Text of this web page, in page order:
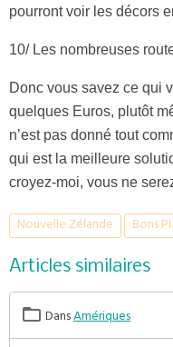
pourront voir les décors
10/ Les nombreuses
Donc vous savez ce qui
quelques Euros, plutôt
n’est pas donné tout
qui est la meilleure
croyez-moi, vous ne
Nouvelle Zélande Bons
Articles similaires
DansAmériques